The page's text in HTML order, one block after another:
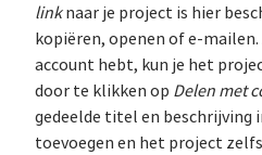
linknaar je project is hier
kopiëren, openen of e-
account hebt, kun je het
door te klikken op Delen met
gedeelde titel en beschrijving
toevoegen en het project